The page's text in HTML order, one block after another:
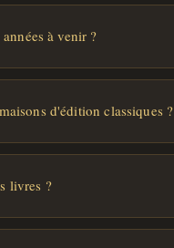
à venir ?
d'édition classiques ?
livres ?